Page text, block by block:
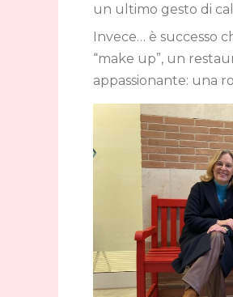
un ultimo gesto di
Invece… è successo
“make up”, un
appassionante: una